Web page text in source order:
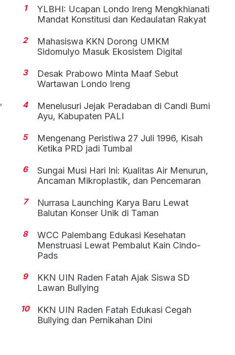
1
YLBHI: Ucapan Londo Ireng Mengkhianati
Mandat Konstitusi dan Kedaulatan Rakyat
2
Mahasiswa KKN Dorong UMKM
Sidomulyo Masuk Ekosistem Digital
3
Desak Prabowo Minta Maaf Sebut
Wartawan Londo Ireng
4
Menelusuri Jejak Peradaban di Candi Bumi
Ayu, Kabupaten PALI
5
Mengenang Peristiwa 27 Juli 1996, Kisah
Ketika PRD jadi Tumbal
6
Sungai Musi Hari Ini: Kualitas Air Menurun,
Ancaman Mikroplastik, dan Pencemaran
7
Nurrasa Launching Karya Baru Lewat
Balutan Konser Unik di Taman
8
WCC Palembang Edukasi Kesehatan
Menstruasi Lewat Pembalut Kain Cindo-
Pads
9
KKN UIN Raden Fatah Ajak Siswa SD
Lawan Bullying
10
KKN UIN Raden Fatah Edukasi Cegah
Bullying dan Pernikahan Dini